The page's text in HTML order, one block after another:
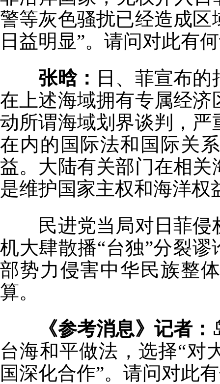
警等灰色骚扰已经造成
日益明显”。请问对此有
张晗： 日、菲宣布
在上述海域拥有专属经
动所谓海域划界谈判，
在内的国际法和国际关
益。大陆有关部门在相
是维护国家主权和海洋权
民进党当局对日菲侵
机大肆散播“台独”分裂
部势力侵害中华民族整
算。
《参考消息》记者：
台海和平做法，选择“对
国深化合作”。请问对此